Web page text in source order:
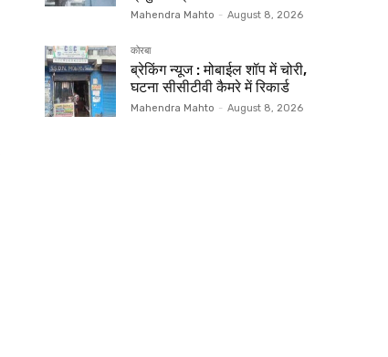
Mahendra Mahto - August 8, 2026
कोरबा
ब्रेकिंग न्यूज : मोबाईल शॉप में चोरी,
घटना सीसीटीवी कैमरे में रिकार्ड
Mahendra Mahto - August 8, 2026